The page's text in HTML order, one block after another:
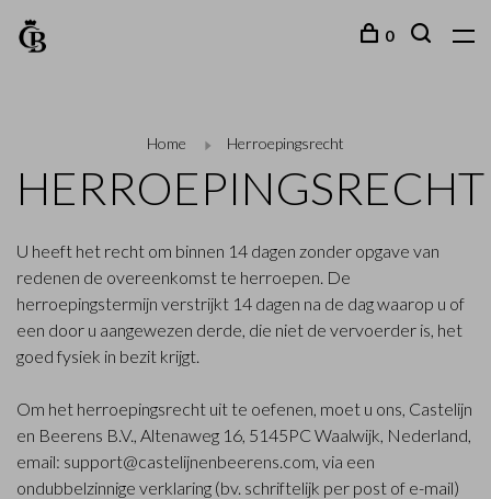
0
Home Herroepingsrecht
HERROEPINGSRECHT
U heeft het recht om binnen 14 dagen zonder opgave van
redenen de overeenkomst te herroepen. De
herroepingstermijn verstrijkt 14 dagen na de dag waarop u of
een door u aangewezen derde, die niet de vervoerder is, het
goed fysiek in bezit krijgt.
Om het herroepingsrecht uit te oefenen, moet u ons, Castelijn
en Beerens B.V., Altenaweg 16, 5145PC Waalwijk, Nederland,
email: support@castelijnenbeerens.com, via een
ondubbelzinnige verklaring (bv. schriftelijk per post of e-mail)